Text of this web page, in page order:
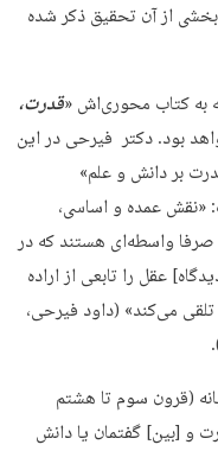
بخشی از آن تحقیق ذکر شده
به کتاب محوری‌اش «قدرت،
بود. دکتر فیرحی در این
بر دانش و علم»
«نقش عمده و اساسی،
واسطه‌ای هستند كه در
عقل را تابعی از اراده
تلقی می‌كند» (داود فیرحی،
(قرون سوم تا هشتم
و [بین] گفتمان یا دانش